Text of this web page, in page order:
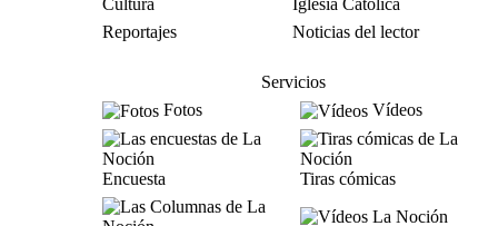
Cultura
Iglesia Católica
Reportajes
Noticias del lector
Servicios
Fotos
Vídeos
Encuesta Tiras cómicas